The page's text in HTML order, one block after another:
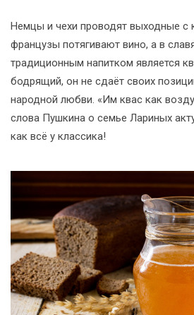
Немцы и чехи проводят выходные с
французы потягивают вино, а в
традиционным напитком является
бодрящий, он не сдаёт своих
народной любви. «Им квас как
слова Пушкина о семье Лариных
как всё у классика!